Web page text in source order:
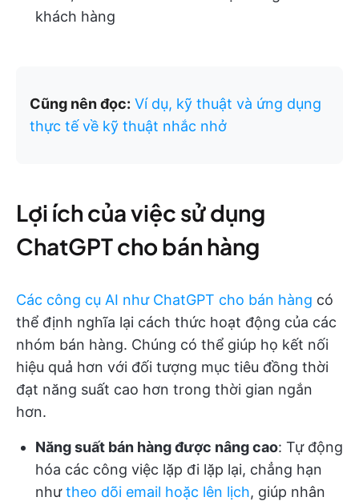
khách hàng
Cũng nên đọc: Ví dụ, kỹ thuật và ứng dụng
thực tế về kỹ thuật nhắc nhở
Lợi ích của việc sử dụng
ChatGPT cho bán hàng
Các công cụ AI như ChatGPT cho bán hàng có
thể định nghĩa lại cách thức hoạt động của các
nhóm bán hàng. Chúng có thể giúp họ kết nối
hiệu quả hơn với đối tượng mục tiêu đồng thời
đạt năng suất cao hơn trong thời gian ngắn
hơn.
Năng suất bán hàng được nâng cao: Tự động
hóa các công việc lặp đi lặp lại, chẳng hạn
nhưtheo dõi email hoặc lên lịch, giúp nhân